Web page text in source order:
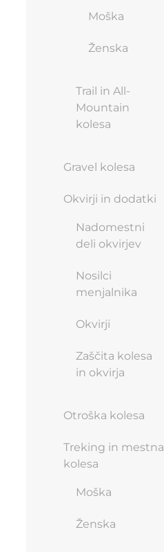
Moška
Ženska
Trail in All-
Mountain
kolesa
Gravel kolesa
Okvirji in dodatki
Nadomestni
deli okvirjev
Nosilci
menjalnika
Okvirji
Zaščita kolesa
in okvirja
Otroška kolesa
Treking in mestna
kolesa
Moška
Ženska